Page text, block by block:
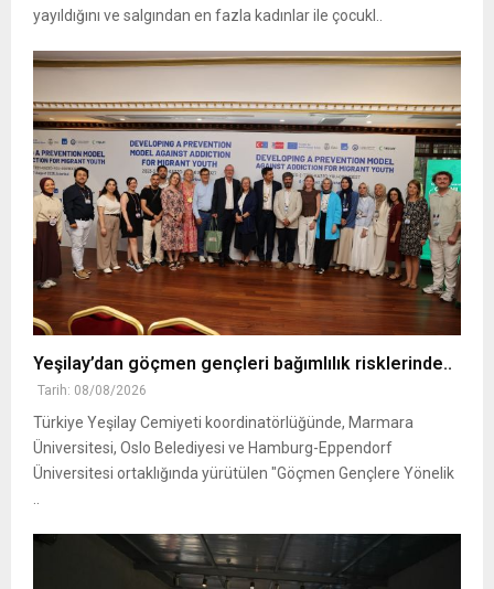
yayıldığını ve salgından en fazla kadınlar ile çocukl..
Yeşilay’dan göçmen gençleri bağımlılık risklerinde..
Tarih: 08/08/2026
Türkiye Yeşilay Cemiyeti koordinatörlüğünde, Marmara
Üniversitesi, Oslo Belediyesi ve Hamburg-Eppendorf
Üniversitesi ortaklığında yürütülen "Göçmen Gençlere Yönelik
..